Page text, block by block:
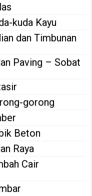
kuda Kayu
dan Timbunan
Paving – Sobat
gorong
Beton
Raya
Cair